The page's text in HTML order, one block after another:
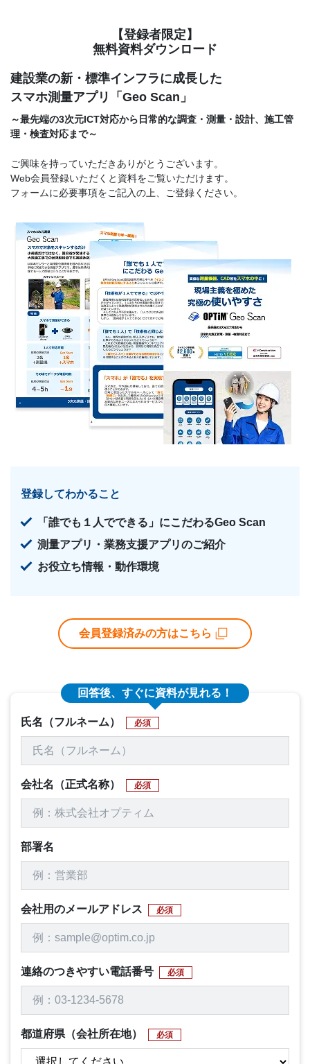
【登録者限定】
無料資料ダウンロード
建設業の新・標準インフラに成長した
スマホ測量アプリ「Geo Scan」
～最先端の3次元ICT対応から日常的な調査・測量・設計、 施工管
理・検査対応まで～
ご興味を持っていただきありがとうございます。
Web会員登録いただくと資料をご覧いただけます。
フォームに必要事項をご記入の上、ご登録ください。
登録してわかること
「誰でも１人でできる」にこだわるGeo Scan
測量アプリ・業務支援アプリのご紹介
お役立ち情報・動作環境
会員登録済みの方はこちら
回答後、すぐに資料が見れる！
氏名（フルネーム） 必須
会社名（正式名称） 必須
部署名
会社用のメールアドレス 必須
連絡のつきやすい電話番号 必須
都道府県（会社所在地） 必須